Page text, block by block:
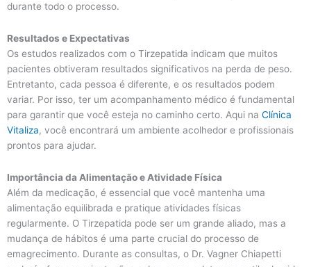
durante todo o processo.
Resultados e Expectativas
Os estudos realizados com o Tirzepatida indicam que muitos
pacientes obtiveram resultados significativos na perda de peso.
Entretanto, cada pessoa é diferente, e os resultados podem
variar. Por isso, ter um acompanhamento médico é fundamental
para garantir que você esteja no caminho certo. Aqui na Clínica
Vitaliza, você encontrará um ambiente acolhedor e profissionais
prontos para ajudar.
Importância da Alimentação e Atividade Física
Além da medicação, é essencial que você mantenha uma
alimentação equilibrada e pratique atividades físicas
regularmente. O Tirzepatida pode ser um grande aliado, mas a
mudança de hábitos é uma parte crucial do processo de
emagrecimento. Durante as consultas, o Dr. Vagner Chiapetti